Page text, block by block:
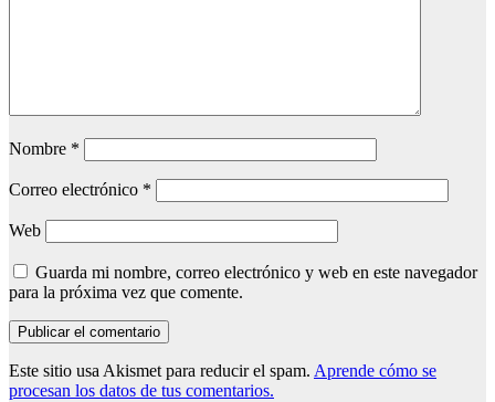
Nombre *
Correo electrónico *
Web
Guarda mi nombre, correo electrónico y web en este navegador
para la próxima vez que comente.
Este sitio usa Akismet para reducir el spam. Aprende cómo se
procesan los datos de tus comentarios.